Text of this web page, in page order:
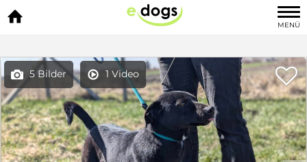

MENÜ
 5 Bilder  1 Video 